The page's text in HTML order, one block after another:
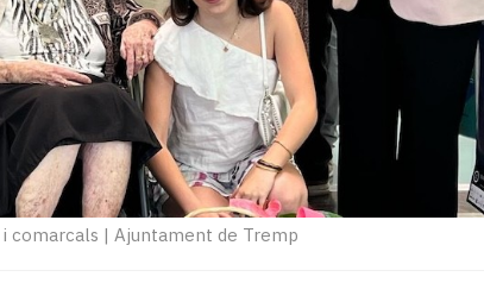
comarcals | Ajuntament de Tremp